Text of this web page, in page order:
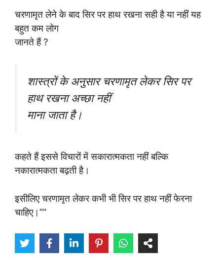
चरणामृत लेने के बाद सिर पर हाथ रखना सही है या नहीं यह
बहुत कम लोग
जानते हैं ?
शास्त्रों के अनुसार चरणामृत लेकर सिर पर
हाथ रखना अच्छा नहीं
माना जाता है।
कहते हैं इससे विचारों में सकारात्मकता नहीं बल्कि
नकारात्मकता बढ़ती है।
इसीलिए चरणामृत लेकर कभी भी सिर पर हाथ नहीं फेरना
चाहिए।””